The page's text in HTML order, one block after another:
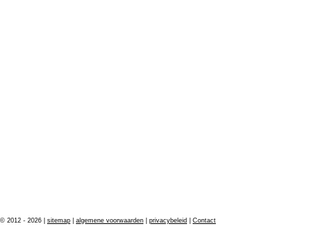
© 2012 - 2026 | sitemap algemene voorwaarden privacybeleid Contact